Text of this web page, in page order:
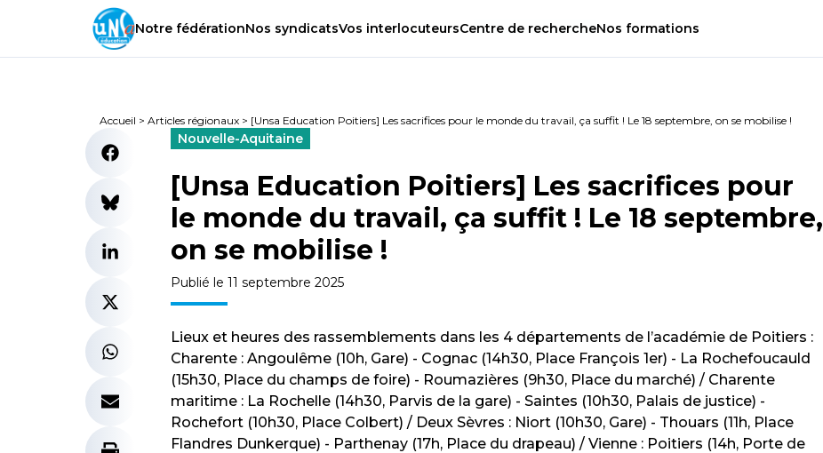
Notre fédérationNos syndicatsVos interlocuteursCentre de rechercheNos formations
Accueil > Articles régionaux > [Unsa Education Poitiers] Les sacrifices pour le monde du travail, ça suffit ! Le 18 septembre, on se mobilise !
Nouvelle-Aquitaine
[Unsa Education Poitiers] Les sacrifices pour
le monde du travail, ça suffit ! Le 18 septembre,
on se mobilise !
Publié le 11 septembre 2025
Lieux et heures des rassemblements dans les 4 départements de l’académie de Poitiers :
Charente : Angoulême (10h, Gare) - Cognac (14h30, Place François 1er) - La Rochefoucauld
(15h30, Place du champs de foire) - Roumazières (9h30, Place du marché) / Charente
maritime : La Rochelle (14h30, Parvis de la gare) - Saintes (10h30, Palais de justice) -
Rochefort (10h30, Place Colbert) / Deux Sèvres : Niort (10h30, Gare) - Thouars (11h, Place
Flandres Dunkerque) - Parthenay (17h, Place du drapeau) / Vienne : Poitiers (14h, Porte de